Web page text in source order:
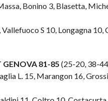
Bonino 3, Blasetta,
S 10, Longagna
GENOVA 81-85 (25-20, 38-
L. 15, Marangon 16,